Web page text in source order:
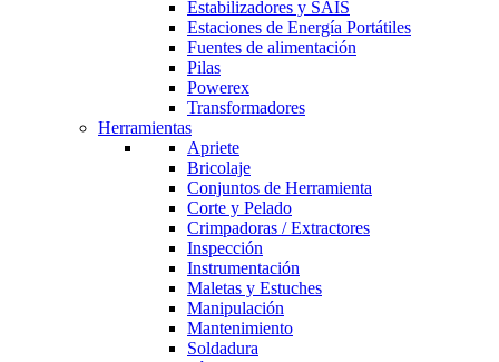
Estabilizadores y SAIS
Estaciones de Energía Portátiles
Fuentes de alimentación
Pilas
Powerex
Transformadores
Herramientas
Apriete
Bricolaje
Conjuntos de Herramienta
Corte y Pelado
Crimpadoras / Extractores
Inspección
Instrumentación
Maletas y Estuches
Manipulación
Mantenimiento
Soldadura